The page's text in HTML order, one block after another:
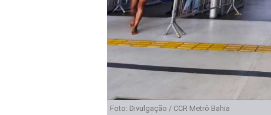
Foto: Divulgação / CCR Metrô Bahia